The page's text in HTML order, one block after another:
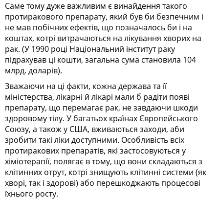
Саме тому дуже важливим є винайдення такого
протиракового препарату, який був би безпечним і
не мав побічних ефектів, що позначалось би і на
коштах, котрі витрачаються на лікування хворих на
рак. (У 1990 році Національний інститут раку
підрахував ці кошти, загальна сума становила 104
млрд. доларів).
Зважаючи на ці факти, кожна держава та її
міністерства, лікарні й лікарі мали б радіти появі
препарату, що перемагає рак, не завдаючи шкоди
здоровому тілу. У багатьох країнах Європей­ського
Союзу, а також у США, вживаються заходи, аби
зробити такі ліки доступними. Особливість всіх
протиракових препаратів, які застосовуються у
хіміотерапії, полягає в тому, що вони складаються з
клітинних отрут, котрі знищують клітинні системи (як
хворі, так і здорові) або перешкоджають процесові
їхнього росту.